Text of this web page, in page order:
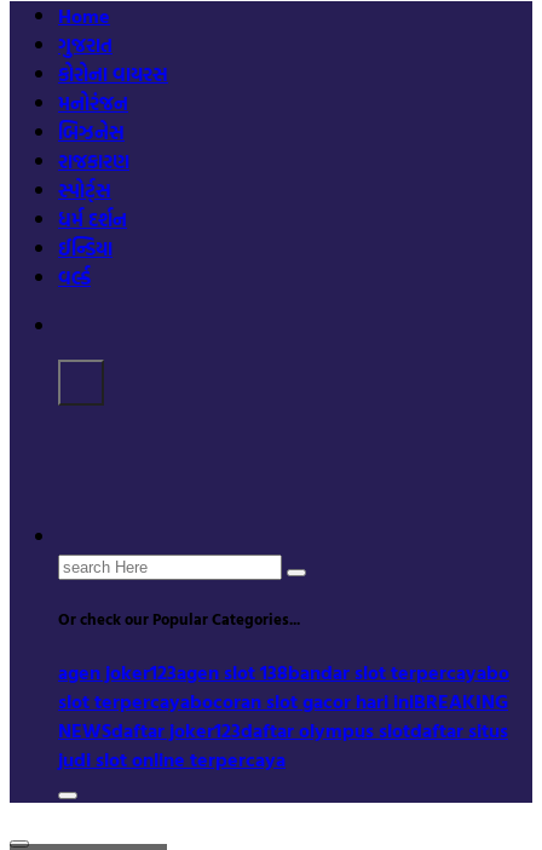
Home
ગુજરાત
કોરોના વાયરસ
મનોરંજન
બિઝનેસ
રાજકારણ
સ્પોર્ટ્સ
ધર્મ દર્શન
ઈન્ડિયા
વર્લ્ડ
Search
Or check our Popular Categories...
agen joker123agen slot 138bandar slot terpercayabo
slot terpercayabocoran slot gacor hari iniBREAKING
NEWSdaftar joker123daftar olympus slotdaftar situs
judi slot online terpercaya